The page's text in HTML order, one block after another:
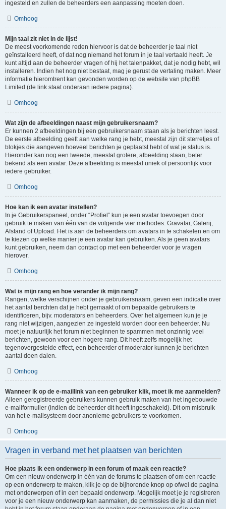
ingesteld en zullen de beheerders een aanpassing moeten doen.
Omhoog
Mijn taal zit niet in de lijst!
De meest voorkomende reden hiervoor is dat de beheerder je taal niet
geïnstalleerd heeft, of dat nog niemand het forum in je taal vertaald heeft. Je
kunt altijd aan de beheerder vragen of hij het talenpakket, dat je nodig hebt, wil
installeren. Indien het nog niet bestaat, mag je gerust de vertaling maken. Meer
informatie hieromtrent kan gevonden worden op de website van phpBB
Limited (de link staat onderaan iedere pagina).
Omhoog
Wat zijn de afbeeldingen naast mijn gebruikersnaam?
Er kunnen 2 afbeeldingen bij een gebruikersnaam staan als je berichten leest.
De eerste afbeelding geeft aan welke rang je hebt, meestal zijn dit sterretjes of
blokjes die aangeven hoeveel berichten je geplaatst hebt of wat je status is.
Hieronder kan nog een tweede, meestal grotere, afbeelding staan, beter
bekend als een avatar. Deze afbeelding is meestal uniek of persoonlijk voor
iedere gebruiker.
Omhoog
Hoe kan ik een avatar instellen?
In je Gebruikerspaneel, onder “Profiel” kun je een avatar toevoegen door
gebruik te maken van één van de volgende vier methodes: Gravatar, Galerij,
Afstand of Upload. Het is aan de beheerders om avatars in te schakelen en om
te kiezen op welke manier je een avatar kan gebruiken. Als je geen avatars
kunt gebruiken, neem dan contact op met een beheerder voor je vragen
hierover.
Omhoog
Wat is mijn rang en hoe verander ik mijn rang?
Rangen, welke verschijnen onder je gebruikersnaam, geven een indicatie over
het aantal berchten dat je hebt gemaakt of om bepaalde gebruikers te
identificeren, bijv. moderators en beheerders. Over het algemeen kun je je
rang niet wijzigen, aangezien ze ingesteld worden door een beheerder. Nu
moet je natuurlijk het forum niet beginnen te spammen met onzinnig veel
berichten, gewoon voor een hogere rang. Dit heeft zelfs mogelijk het
tegenovergestelde effect, een beheerder of moderator kunnen je berichten
aantal doen dalen.
Omhoog
Wanneer ik op de e-maillink van een gebruiker klik, moet ik me aanmelden?
Alleen geregistreerde gebruikers kunnen gebruik maken van het ingebouwde
e-mailformulier (indien de beheerder dit heeft ingeschakeld). Dit om misbruik
van het e-mailsysteem door anonieme gebruikers te voorkomen.
Omhoog
Vragen in verband met het plaatsen van berichten
Hoe plaats ik een onderwerp in een forum of maak een reactie?
Om een nieuw onderwerp in één van de forums te plaatsen of om een reactie
op een onderwerp te maken, klik je op de bijhorende knop op ofwel de pagina
met onderwerpen of in een bepaald onderwerp. Mogelijk moet je je registreren
voor je een nieuw onderwerp kan aanmaken, de permissies die je al dan niet